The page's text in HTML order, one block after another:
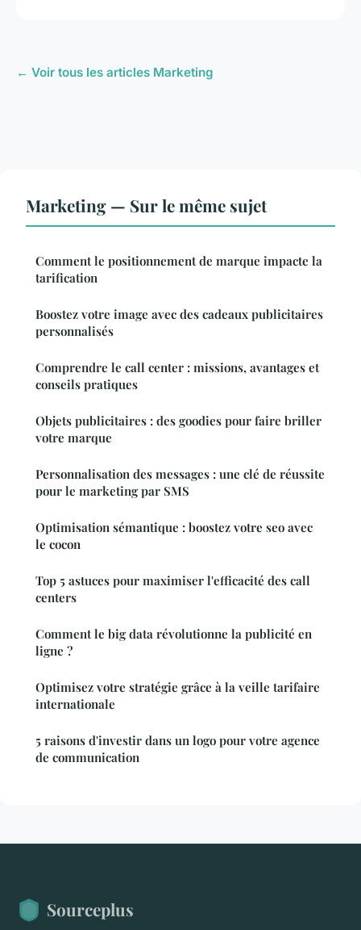
← Voir tous les articles Marketing
Marketing — Sur le même sujet
Comment le positionnement de marque impacte la
tarification
Boostez votre image avec des cadeaux publicitaires
personnalisés
Comprendre le call center : missions, avantages et
conseils pratiques
Objets publicitaires : des goodies pour faire briller
votre marque
Personnalisation des messages : une clé de réussite
pour le marketing par SMS
Optimisation sémantique : boostez votre seo avec
le cocon
Top 5 astuces pour maximiser l'efficacité des call
centers
Comment le big data révolutionne la publicité en
ligne ?
Optimisez votre stratégie grâce à la veille tarifaire
internationale
5 raisons d'investir dans un logo pour votre agence
de communication
Sourceplus